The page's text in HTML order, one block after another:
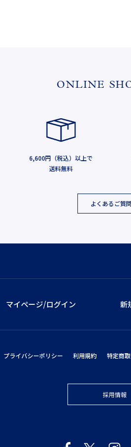
ONLINE
6,600円（税込）以上で
送料無料
よくあるご質問
マイページ/ログイン 新
プライバシーポリシー 利用規約 特定商
採用情報